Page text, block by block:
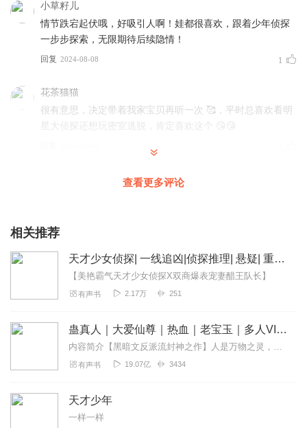
小草籽儿
情节跌宕起伏哦，好吸引人啊！娃都很喜欢，跟着少年侦探
一步步探索，无限期待后续隐情！
回复 2024-08-08 1
花茶猫猫
很有意思，决定带着我家宝贝再听一次 🥰，平时总喜欢看明
星大侦探还想玩密室逃脱，肯定喜欢这个 😘😘
和二娃-样!四娃天仙带镜子!五娃和二三娃一样!
路边一书虫
娓娓道来的感觉，很适合孩子听！强烈推荐！
保持一颗童心，保持你未泯的情绪，探索未知，拯救世界哈
2024-09-02
查看更多评论
相关推荐
天才少女侦探| 一线追凶|侦探推理| 悬疑| 重生|多人有声剧
【美艳霸气天才少女侦探X双商爆表宠妻醋王队长】
有声书 2.17万 251
蛊真人｜大爱仙尊｜热血｜老宝玉｜多人VIP免费有声剧
内容简介【黑暗文反派流封神之作】人是万物之灵，蛊是天地真精。一个穿越者不断重生的故事。一个养蛊、炼蛊、用蛊的奇特世界。配音组（男角色）老宝玉旁白...
有声书 19.07亿 3434
天才少年
一样一样